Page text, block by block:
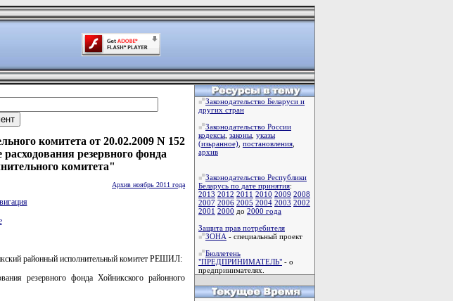
комитета от 20.02.2009 N 152
резервного фонда
комитета"
Архив ноябрь 2011 года
районный исполнительный комитет РЕШИЛ:
резервного фонда Хойникского районного
Законодательство Беларуси и
других стран
Законодательство России
кодексы законы указы
(изьранное) постановления
архив
Законодательство Республики
Беларусь по дате принятия:
2013 2012 2011 2010 2009 2008
2007 2006 2005 2004 2003 2002
2001 2000 до 2000 года
Защита прав потребителя
ЗОНА - специальный проект
Бюллетень
"ПРЕДПРИНИМАТЕЛЬ" - о
предпринимателях.